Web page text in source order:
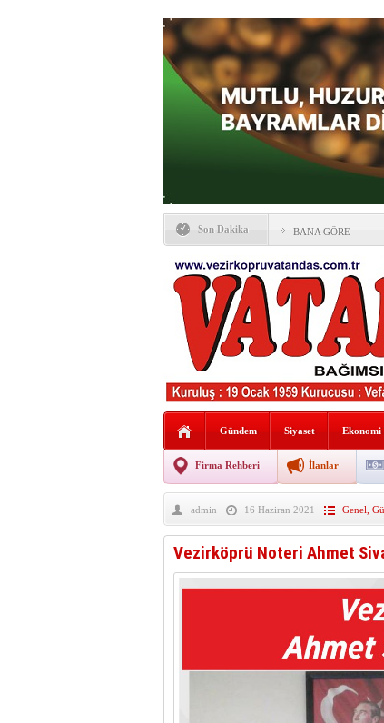
Son Dakika BANA GÖRE
Vezirköprü CHP’de
HAYATIN İÇİNDEN
Kaybettiklerimiz
NÖBETÇİ
Okullarda yeni
değişti
taşınıyor
Hafif ticari araç takla
“Yaz Seninle Güzel”
Gündem Siyaset Ekonomi
Firma Rehberi İlanlar
admin 16 Haziran 2021 Genel
Vezirköprü Noteri Ahmet